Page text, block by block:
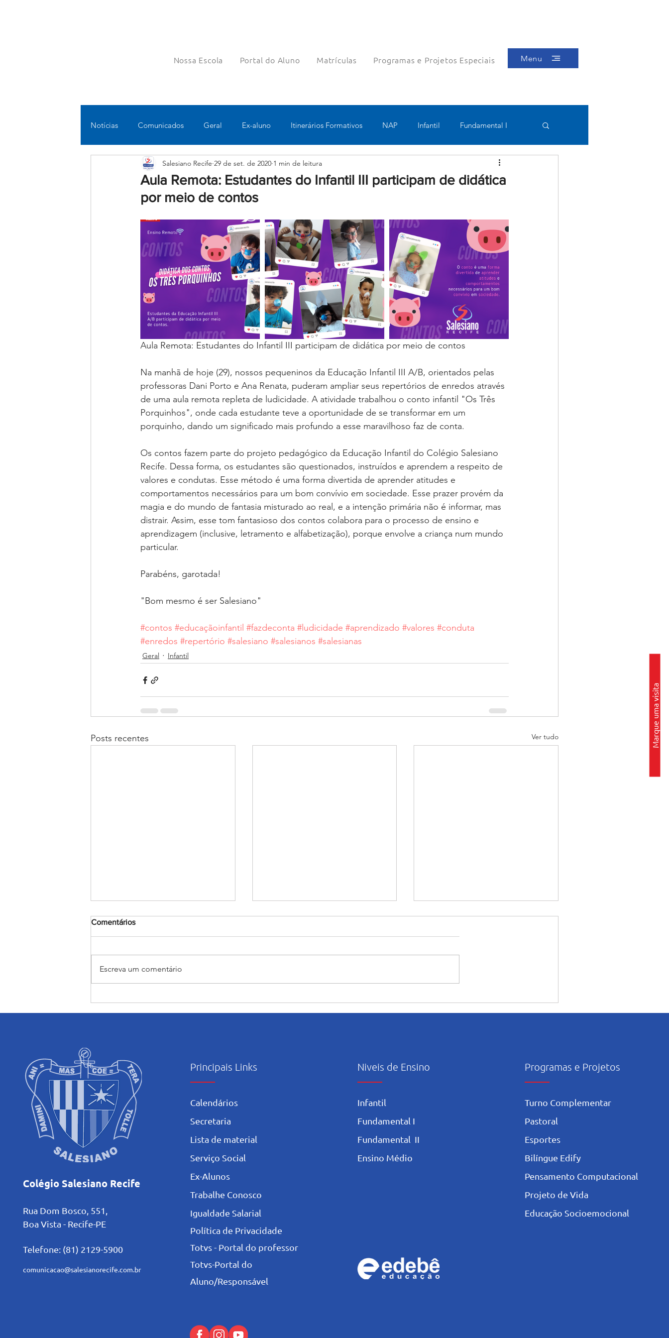
Nossa Escola Portal do Aluno Matrículas Programas e Projetos Especiais Menu
Marque uma visita
Notícias Comunicados Geral Ex-aluno Itinerários Formativos NAP Infantil Fundamental I
Fundamental II Ensino Médio Pastoral Esportes
Educomunicação Bilíngue Robótica
Aula Remota: Estudantes do Infantil III participam de didática
por meio de contos⁣
Salesiano Recife 29 de set. de 2020 1 min de leitura
Aula Remota: Estudantes do Infantil III participam de didática por meio de contos⁣
Na manhã de hoje (29), nossos pequeninos da Educação Infantil III A/B, orientados pelas
professoras Dani Porto e Ana Renata, puderam ampliar seus repertórios de enredos através
de uma aula remota repleta de ludicidade. A atividade trabalhou o conto infantil "Os Três
Porquinhos", onde cada estudante teve a oportunidade de se transformar em um
porquinho, dando um significado mais profundo a esse maravilhoso faz de conta.⁣
Os contos fazem parte do projeto pedagógico da Educação Infantil do Colégio Salesiano
Recife. Dessa forma, os estudantes são questionados, instruídos e aprendem a respeito de
valores e condutas. Esse método é uma forma divertida de aprender atitudes e
comportamentos necessários para um bom convívio em sociedade. Esse prazer provém da
magia e do mundo de fantasia misturado ao real, e a intenção primária não é informar, mas
distrair. Assim, esse tom fantasioso dos contos colabora para o processo de ensino e
aprendizagem (inclusive, letramento e alfabetização), porque envolve a criança num mundo
particular.⁣
Parabéns, garotada! ⁣
"Bom mesmo é ser Salesiano"⁣
#contos #educaçãoinfantil #fazdeconta #ludicidade #aprendizado #valores #conduta
#enredos #repertório #salesiano #salesianos #salesianas
Geral Infantil
Posts recentes Ver tudo
Comentários
Escreva um comentário
Colégio Salesiano Recife
Rua Dom Bosco, 551,
Boa Vista - Recife-PE
Telefone: (81) 2129-5900
comunicacao@salesianorecife.com.br
Principais Links
Calendários
Secretaria
L ista de material
Serviço Social
Ex-Alunos
Trabalhe Conosco
Igualdade Salarial
Política de Privacidade
Totvs - Portal do professor
Totvs-Portal do
Aluno/Responsável
Niveis de Ensino
Infantil
Fundamental I
Fundamental II
Ensino Médio
Programas e Projetos
Turno Complementar
Pastoral
Esportes
Bilíngue Edify
Pensamento Computacional
Projeto de Vida
Educação Socioemocional